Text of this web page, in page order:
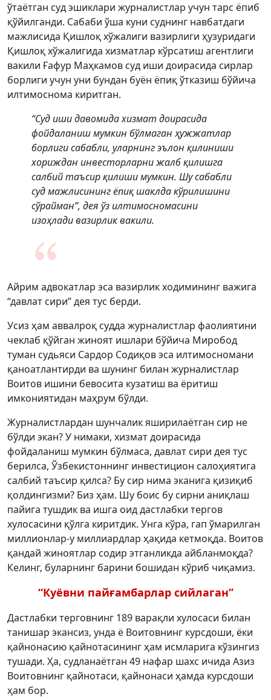
ўтаётган суд эшиклари журналистлар учун тарс ёпиб
қўйилганди. Сабаби ўша куни суднинг навбатдаги
мажлисида Қишлоқ хўжалиги вазирлиги ҳузуридаги
Қишлоқ хўжалигида хизматлар кўрсатиш агентлиги
вакили Ғафур Маҳкамов суд иши доирасида сирлар
борлиги учун уни бундан буён ёпиқ ўтказиш бўйича
илтимоснома киритган.
“Суд иши давомида хизмат доирасида
фойдаланиш мумкин бўлмаган ҳужжатлар
борлиги сабабли, уларнинг эълон қилиниши
хориждан инвесторларни жалб қилишга
салбий таъсир қилиши мумкин. Шу сабабли
суд мажлисининг ёпиқ шаклда кўрилишини
сўрайман”, дея ўз илтимосномасини
изоҳлади вазирлик вакили.
Айрим адвокатлар эса вазирлик ходимининг важига
“давлат сири” дея тус берди.
Усиз ҳам аввалроқ судда журналистлар фаолиятини
чеклаб қўйган жиноят ишлари бўйича Миробод
туман судьяси Сардор Содиқов эса илтимосномани
қаноатлантирди ва шунинг билан журналистлар
Воитов ишини бевосита кузатиш ва ёритиш
имкониятидан маҳрум бўлди.
Журналистлардан шунчалик яширилаётган сир не
бўлди экан? У нимаки, хизмат доирасида
фойдаланиш мумкин бўлмаса, давлат сири дея тус
берилса, Ўзбекистоннинг инвестицион салоҳиятига
салбий таъсир қилса? Бу сир нима эканига қизиқиб
қолдингизми? Биз ҳам. Шу боис бу сирни аниқлаш
пайига тушдик ва ишга оид дастлабки тергов
хулосасини қўлга киритдик. Унга кўра, гап ўмарилган
миллионлар-у миллиардлар ҳақида кетмоқда. Воитов
қандай жиноятлар содир этганликда айбланмоқда?
Келинг, буларнинг барини бошидан кўриб чиқамиз.
“Куёвни пайғамбарлар сийлаган”
Дастлабки терговнинг 189 варақли хулосаси билан
танишар экансиз, унда ё Воитовнинг курсдоши, ёки
қайнонасию қайнотасининг ҳам исмларига кўзингиз
тушади. Ҳа, судланаётган 49 нафар шахс ичида Азиз
Воитовнинг қайнотаси, қайнонаси ҳамда курсдоши
ҳам бор.